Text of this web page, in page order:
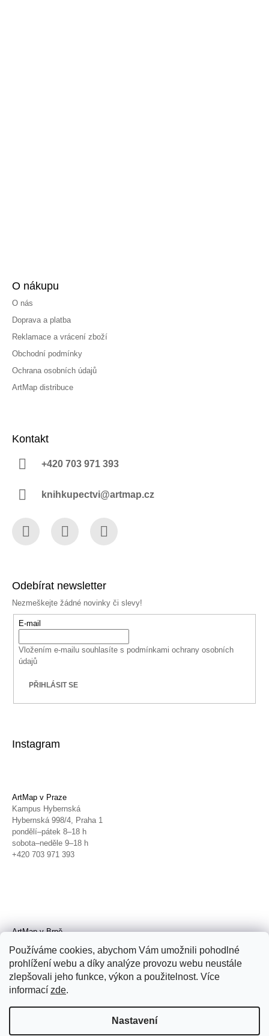
Používáme cookies, abychom Vám umožnili pohodlné
prohlížení webu a díky analýze provozu webu neustále
zlepšovali jeho funkce, výkon a použitelnost. Více
informací zde.
Nastavení
O nákupu
O nás
Doprava a platba
Reklamace a vrácení zboží
Obchodní podmínky
Ochrana osobních údajů
ArtMap distribuce
Kontakt
+420 703 971 393
knihkupectvi@artmap.cz
Odebírat newsletter
Nezmeškejte žádné novinky či slevy!
E-mail
Vložením e-mailu souhlasíte s podmínkami ochrany osobních
údajů
PŘIHLÁSIT SE
Instagram
ArtMap v Praze
Kampus Hybernská
Hybernská 998/4, Praha 1
pondělí–pátek 8–18 h
sobota–neděle 9–18 h
+420 703 971 393
ArtMap v Brně
Radnická 4, Brno
úterý–pátek 11–19 h
sobota 14–19 h
+420 702 152 298